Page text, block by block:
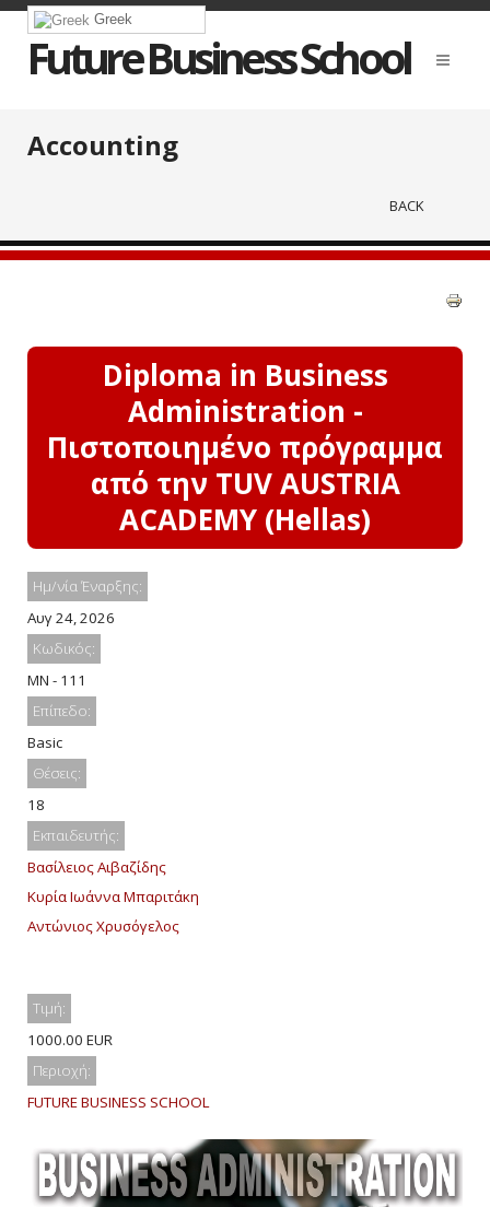
Greek
Future Business School
Accounting
BACK
Diploma in Business
Administration -
Πιστοποιημένο πρόγραμμα
από την TUV AUSTRIA
ACADEMY (Hellas)
Ημ/νία Έναρξης:
Αυγ 24, 2026
Κωδικός:
MN - 111
Επίπεδο:
Basic
Θέσεις:
18
Εκπαιδευτής:
Βασίλειος Αιβαζίδης
Κυρία Ιωάννα Μπαριτάκη
Αντώνιος Χρυσόγελος
Τιμή:
1000.00 EUR
Περιοχή:
FUTURE BUSINESS SCHOOL